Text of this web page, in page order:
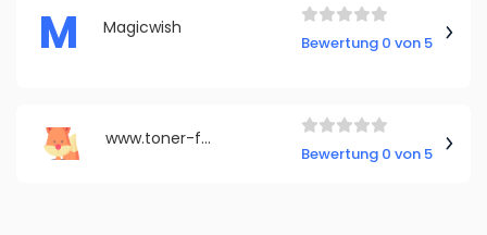
M Magicwish
Bewertung 0 von 5
www.toner-fuchs.de
Bewertung 0 von 5